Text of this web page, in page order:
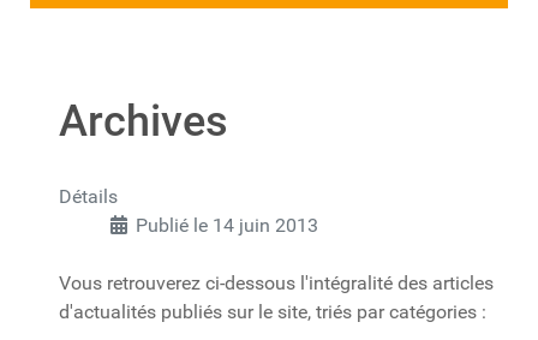
Archives
Détails
Publié le 14 juin 2013
Vous retrouverez ci-dessous l'intégralité des articles
d'actualités publiés sur le site, triés par catégories :